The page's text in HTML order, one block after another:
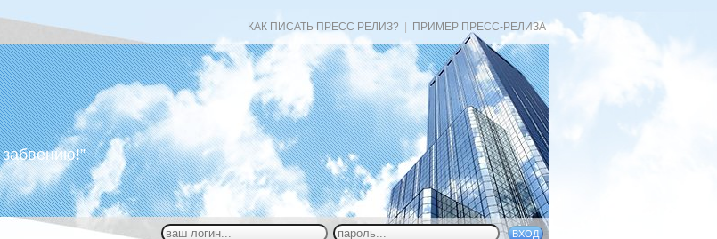
КАК ПИСАТЬ ПРЕСС РЕЛИЗ? ПРИМЕР ПРЕСС-РЕЛИЗА